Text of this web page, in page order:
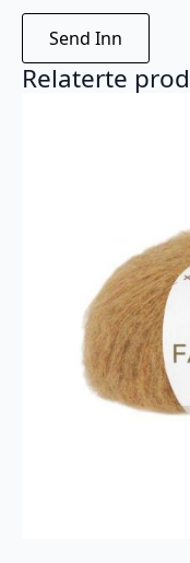
Relaterte